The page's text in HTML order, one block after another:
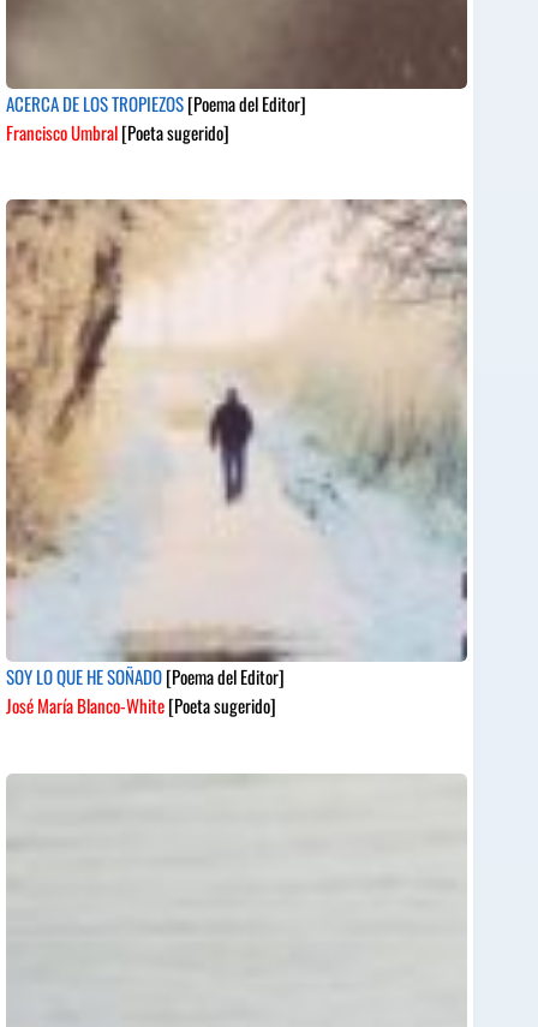
ACERCA DE LOS TROPIEZOS[Poema del Editor]
Francisco Umbral[Poeta sugerido]
SOY LO QUE HE SOÑADO[Poema del Editor]
José María Blanco-White[Poeta sugerido]